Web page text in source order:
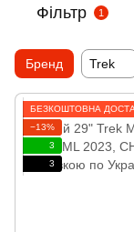
Фільтр 1
Бренд Trek
БЕЗКОШТОВНА
−13%
3
3